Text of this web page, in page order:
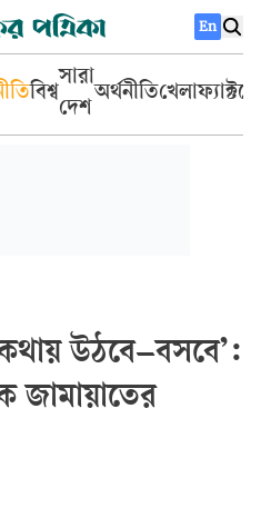
En
বিশ্ব
সারা
দেশ
অর্থনীতিখেলা
উঠবে–বসবে’:
জামায়াতের